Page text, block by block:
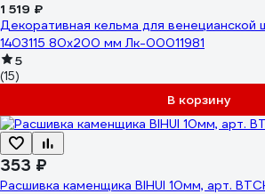
1 519 ₽
Декоративная кельма для венецианской
1403115 80x200 мм Лк-00011981
5
(15)
В корзину
353 ₽
Расшивка каменщика BIHUI 10мм, арт.